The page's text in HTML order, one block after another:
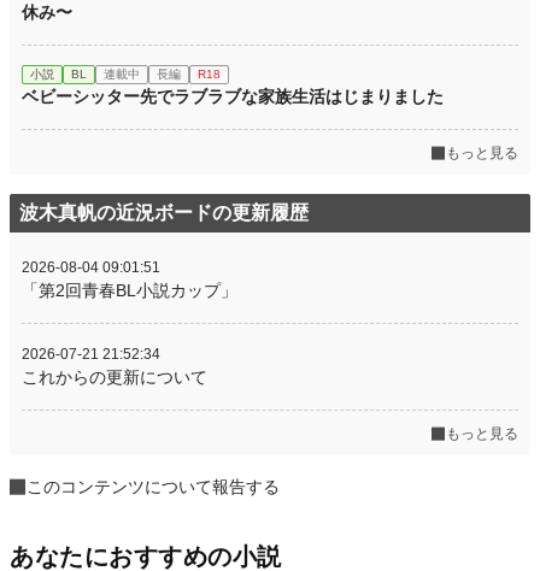
休み〜
小説 BL 連載中 長編 R18
ベビーシッター先でラブラブな家族生活はじまりました
もっと見る
波木真帆の近況ボードの更新履歴
2026-08-04 09:01:51
「第2回青春BL小説カップ」
2026-07-21 21:52:34
これからの更新について
もっと見る
このコンテンツについて報告する
あなたにおすすめの小説